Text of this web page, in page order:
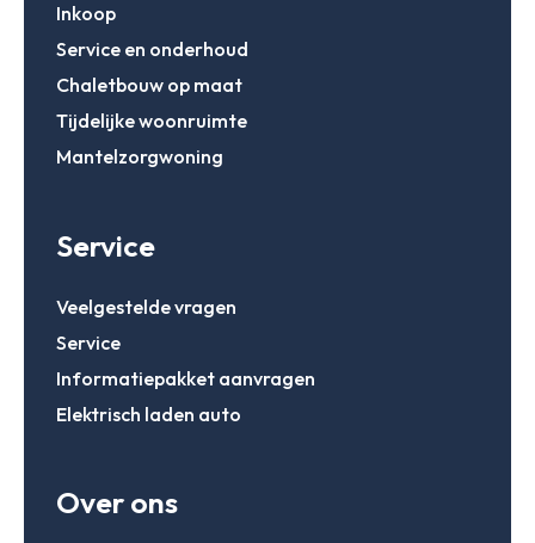
Inkoop
Service en onderhoud
Chaletbouw op maat
Tijdelijke woonruimte
Mantelzorgwoning
Service
Veelgestelde vragen
Service
Informatiepakket aanvragen
Elektrisch laden auto
Over ons